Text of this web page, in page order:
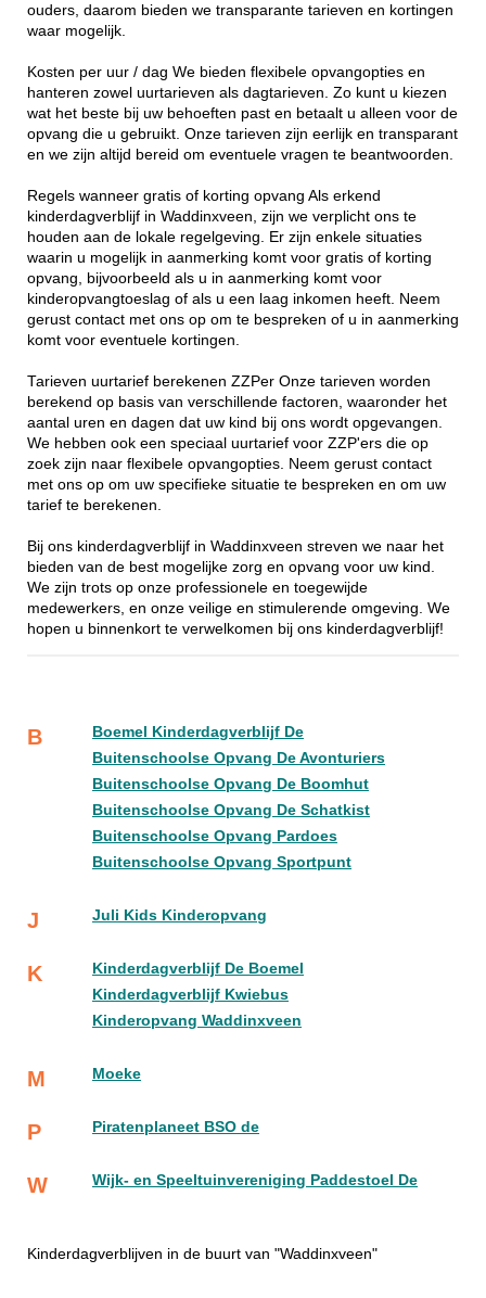
ouders, daarom bieden we transparante tarieven en kortingen
waar mogelijk.
Kosten per uur / dag We bieden flexibele opvangopties en
hanteren zowel uurtarieven als dagtarieven. Zo kunt u kiezen
wat het beste bij uw behoeften past en betaalt u alleen voor de
opvang die u gebruikt. Onze tarieven zijn eerlijk en transparant
en we zijn altijd bereid om eventuele vragen te beantwoorden.
Regels wanneer gratis of korting opvang Als erkend
kinderdagverblijf in Waddinxveen, zijn we verplicht ons te
houden aan de lokale regelgeving. Er zijn enkele situaties
waarin u mogelijk in aanmerking komt voor gratis of korting
opvang, bijvoorbeeld als u in aanmerking komt voor
kinderopvangtoeslag of als u een laag inkomen heeft. Neem
gerust contact met ons op om te bespreken of u in aanmerking
komt voor eventuele kortingen.
Tarieven uurtarief berekenen ZZPer Onze tarieven worden
berekend op basis van verschillende factoren, waaronder het
aantal uren en dagen dat uw kind bij ons wordt opgevangen.
We hebben ook een speciaal uurtarief voor ZZP'ers die op
zoek zijn naar flexibele opvangopties. Neem gerust contact
met ons op om uw specifieke situatie te bespreken en om uw
tarief te berekenen.
Bij ons kinderdagverblijf in Waddinxveen streven we naar het
bieden van de best mogelijke zorg en opvang voor uw kind.
We zijn trots op onze professionele en toegewijde
medewerkers, en onze veilige en stimulerende omgeving. We
hopen u binnenkort te verwelkomen bij ons kinderdagverblijf!
B
Boemel Kinderdagverblijf De
Buitenschoolse Opvang De Avonturiers
Buitenschoolse Opvang De Boomhut
Buitenschoolse Opvang De Schatkist
Buitenschoolse Opvang Pardoes
Buitenschoolse Opvang Sportpunt
J Juli Kids Kinderopvang
K
Kinderdagverblijf De Boemel
Kinderdagverblijf Kwiebus
Kinderopvang Waddinxveen
M Moeke
P Piratenplaneet BSO de
W Wijk- en Speeltuinvereniging Paddestoel De
Kinderdagverblijven in de buurt van "Waddinxveen"